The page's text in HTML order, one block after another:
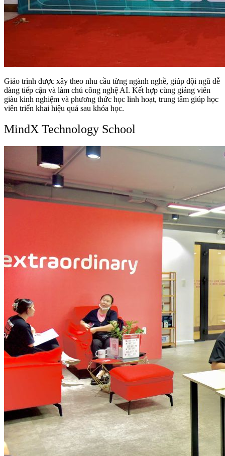
Giáo trình được xây theo nhu cầu từng ngành nghề, giúp đội ngũ dễ
dàng tiếp cận và làm chủ công nghệ AI. Kết hợp cùng giảng viên
giàu kinh nghiệm và phương thức học linh hoạt, trung tâm giúp học
viên triển khai hiệu quả sau khóa học.
MindX Technology School